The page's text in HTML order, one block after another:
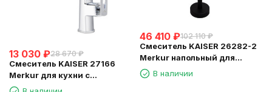
13 030 ₽28 670 ₽
Смеситель KAISER 27166
Merkur для кухни с
выдвижным изливом
46 410 ₽102 110 ₽
Смеситель KAISER 26282-2
Merkur напольный для
ванны, чёрный матовый
В наличии